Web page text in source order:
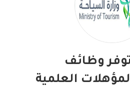
وظائف
العلمية